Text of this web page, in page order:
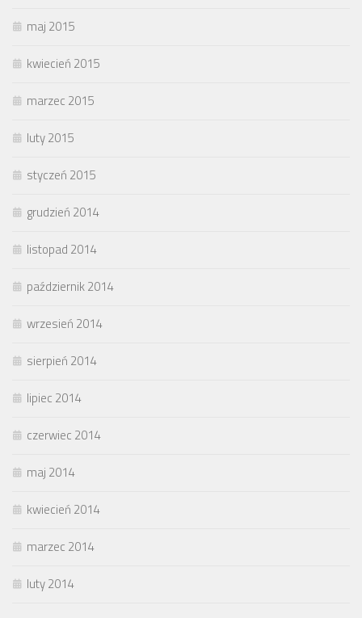
maj 2015
kwiecień 2015
marzec 2015
luty 2015
styczeń 2015
grudzień 2014
listopad 2014
październik 2014
wrzesień 2014
sierpień 2014
lipiec 2014
czerwiec 2014
maj 2014
kwiecień 2014
marzec 2014
luty 2014